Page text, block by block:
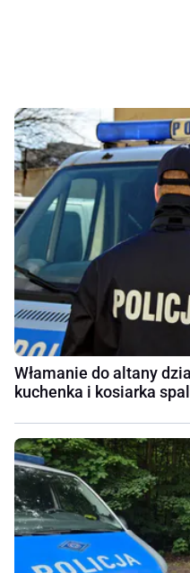
Włamanie do altany
kuchenka i kosiarka